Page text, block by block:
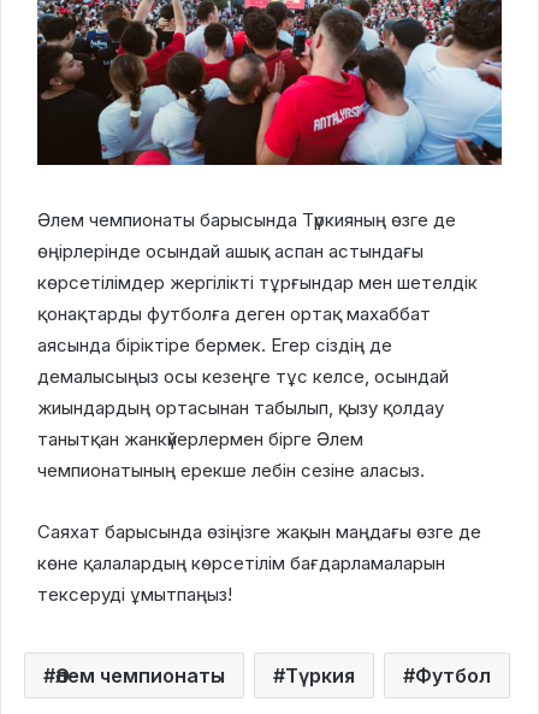
Әлем чемпионаты барысында Түркияның өзге де
өңірлерінде осындай ашық аспан астындағы
көрсетілімдер жергілікті тұрғындар мен шетелдік
қонақтарды футболға деген ортақ махаббат
аясында біріктіре бермек. Егер сіздің де
демалысыңыз осы кезеңге тұс келсе, осындай
жиындардың ортасынан табылып, қызу қолдау
танытқан жанкүйерлермен бірге Әлем
чемпионатының ерекше лебін сезіне аласыз.
Саяхат барысында өзіңізге жақын маңдағы өзге де
көне қалалардың көрсетілім бағдарламаларын
тексеруді ұмытпаңыз!
Әлем чемпионаты Түркия Футбол